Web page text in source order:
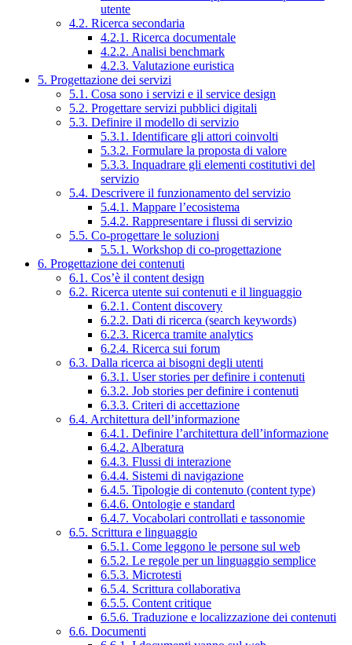
utente
4.2. Ricerca secondaria
4.2.1. Ricerca documentale
4.2.2. Analisi benchmark
4.2.3. Valutazione euristica
5. Progettazione dei servizi
5.1. Cosa sono i servizi e il service design
5.2. Progettare servizi pubblici digitali
5.3. Definire il modello di servizio
5.3.1. Identificare gli attori coinvolti
5.3.2. Formulare la proposta di valore
5.3.3. Inquadrare gli elementi costitutivi del
servizio
5.4. Descrivere il funzionamento del servizio
5.4.1. Mappare l’ecosistema
5.4.2. Rappresentare i flussi di servizio
5.5. Co-progettare le soluzioni
5.5.1. Workshop di co-progettazione
6. Progettazione dei contenuti
6.1. Cos’è il content design
6.2. Ricerca utente sui contenuti e il linguaggio
6.2.1. Content discovery
6.2.2. Dati di ricerca (search keywords)
6.2.3. Ricerca tramite analytics
6.2.4. Ricerca sui forum
6.3. Dalla ricerca ai bisogni degli utenti
6.3.1. User stories per definire i contenuti
6.3.2. Job stories per definire i contenuti
6.3.3. Criteri di accettazione
6.4. Architettura dell’informazione
6.4.1. Definire l’architettura dell’informazione
6.4.2. Alberatura
6.4.3. Flussi di interazione
6.4.4. Sistemi di navigazione
6.4.5. Tipologie di contenuto (content type)
6.4.6. Ontologie e standard
6.4.7. Vocabolari controllati e tassonomie
6.5. Scrittura e linguaggio
6.5.1. Come leggono le persone sul web
6.5.2. Le regole per un linguaggio semplice
6.5.3. Microtesti
6.5.4. Scrittura collaborativa
6.5.5. Content critique
6.5.6. Traduzione e localizzazione dei contenuti
6.6. Documenti